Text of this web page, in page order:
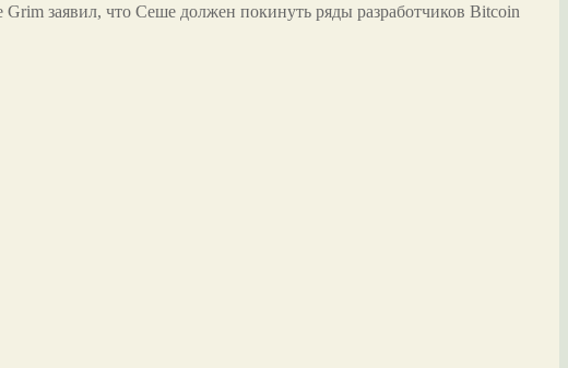
заявил, что Сеше должен покинуть ряды разработчиков Bitcoin